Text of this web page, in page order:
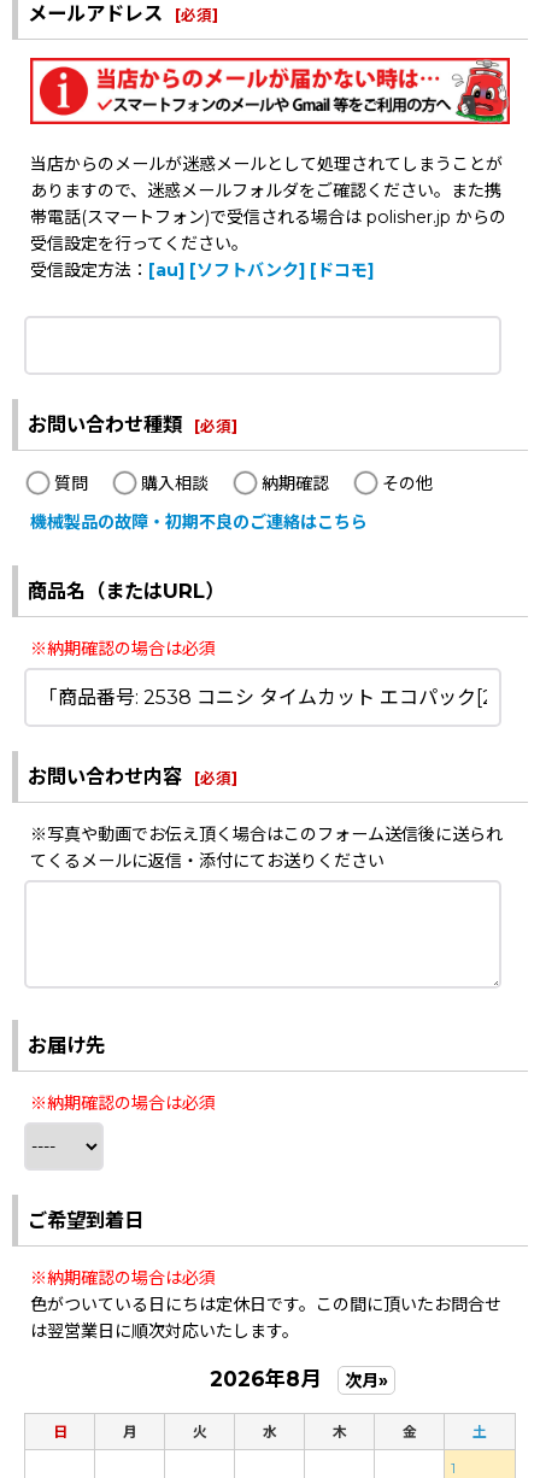
メールアドレス [必須]
当店からのメールが迷惑メールとして処理されてしまうことが
ありますので、迷惑メールフォルダをご確認ください。また携
帯電話(スマートフォン)で受信される場合は polisher.jp からの
受信設定を行ってください。
受信設定方法： [au] [ソフトバンク] [ドコモ]
お問い合わせ種類 [必須]
質問 購入相談 納期確認
その他
機械製品の故障・初期不良のご連絡はこちら
商品名（またはURL）
※納期確認の場合は必須
お問い合わせ内容 [必須]
※写真や動画でお伝え頂く場合はこのフォーム送信後に送られ
てくるメールに返信・添付にてお送りください
お届け先
※納期確認の場合は必須
ご希望到着日
※納期確認の場合は必須
色がついている日にちは定休日です。この間に頂いたお問合せ
は翌営業日に順次対応いたします。
2026年8月 次月»
日 月 火 水 木 金 土
1